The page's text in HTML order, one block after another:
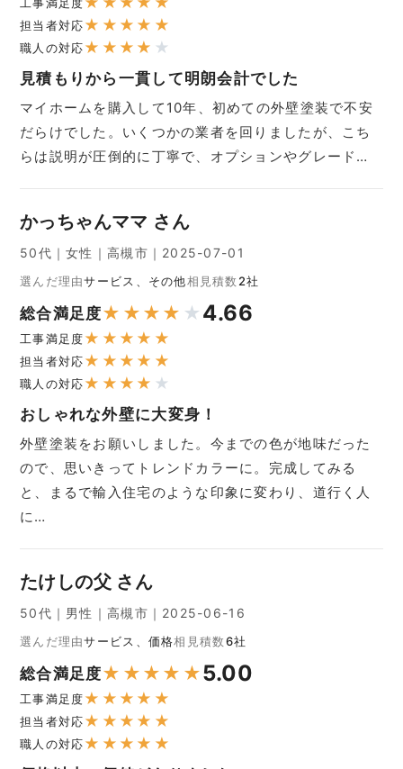
担当者対応★ ★ ★ ★ ★
職人の対応★ ★ ★ ★ ★
見積もりから一貫して明朗会計でした
マイホームを購入して10年、初めての外壁塗装で不安
だらけでした。いくつかの業者を回りましたが、こち
らは説明が圧倒的に丁寧で、オプションやグレード…
かっちゃんママ さん
50代｜女性｜高槻市｜2025-07-01
選んだ理由サービス、その他相見積数 2社
総合満足度★ ★ ★ ★ ★ 4.66
工事満足度★ ★ ★ ★ ★
担当者対応★ ★ ★ ★ ★
職人の対応★ ★ ★ ★ ★
おしゃれな外壁に大変身！
外壁塗装をお願いしました。今までの色が地味だった
ので、思いきってトレンドカラーに。完成してみる
と、まるで輸入住宅のような印象に変わり、道行く人
に…
たけしの父 さん
50代｜男性｜高槻市｜2025-06-16
選んだ理由サービス、価格相見積数6社
総合満足度★ ★ ★ ★ ★5.00
工事満足度★ ★ ★ ★ ★
担当者対応★ ★ ★ ★ ★
職人の対応★ ★ ★ ★ ★